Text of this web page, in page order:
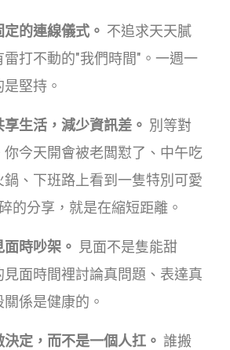
的連線儀式。 不追求天天膩
雷打不動的"我們時間"。一週一
堅持。
生活，減少資訊差。 別等對
你今天開會被老闆懟了、中午吃
鍋、下班路上看到一隻特別可愛
的分享，就是在縮短距離。
時吵架。 見面不是隻能甜
見面時間裡討論真問題、表達真
係是健康的。
定，而不是一個人扛。 誰搬